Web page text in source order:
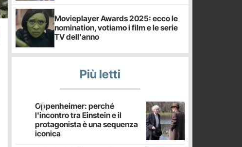
Movieplayer Awards 2025: ecco le
nomination, votiamo i film e le serie
TV dell'anno
Più letti
Oppenheimer: perché
l'incontro tra Einstein e il
protagonista è una sequenza
iconica